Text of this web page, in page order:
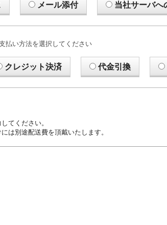
メール添付 当社サーバへ
払い方法を選択してください
クレジット決済 代金引換
てください。
は別途配送費を頂戴いたします。